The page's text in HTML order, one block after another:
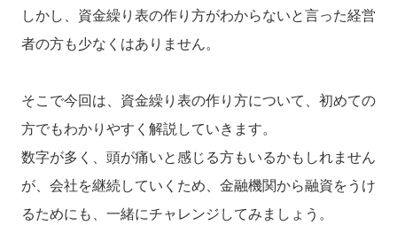
しかし、資金繰り表の作り方がわからないと言った経営
者の方も少なくはありません。
そこで今回は、資金繰り表の作り方について、初めての
方でもわかりやすく解説していきます。
数字が多く、頭が痛いと感じる方もいるかもしれません
が、会社を継続していくため、金融機関から融資をうけ
るためにも、一緒にチャレンジしてみましょう。